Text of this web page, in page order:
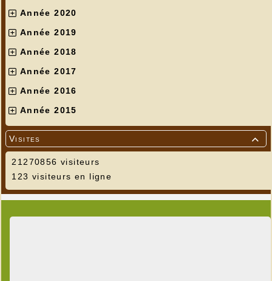
Année 2020
Année 2019
Année 2018
Année 2017
Année 2016
Année 2015

Visites
21270856 visiteurs
123 visiteurs en ligne